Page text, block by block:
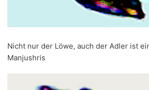
Nicht nur der Löwe, auch der Adler ist
Manjushris